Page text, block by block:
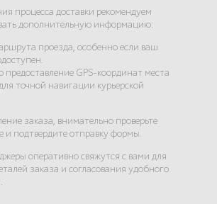
процесса доставки рекомендуем
дополнительную информацию:
проезда, особенно если ваш
GPS-координат места
точной навигации курьерской
заказа, внимательно проверьте
и подтвердите отправку формы.
оперативно свяжутся с вами для
заказа и согласования удобного